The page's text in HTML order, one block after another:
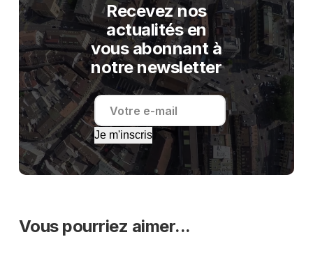
Recevez nos
actualités en
vous abonnant à
notre newsletter
Je m'inscris
Vous pourriez aimer...